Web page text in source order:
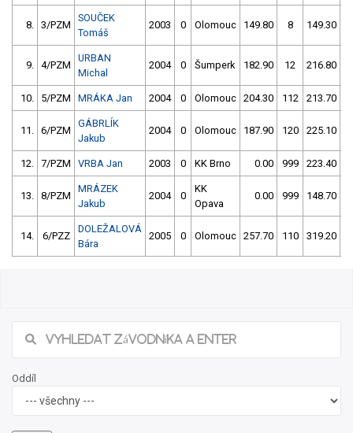
8. 3/PZM
SOUČEK
Tomáš
2003 0 Olomouc 149.80 8 149.30
9. 4/PZM
URBAN
Michal
2004 0 Šumperk 182.90 12 216.80
10. 5/PZM MRÁKA Jan 2004 0 Olomouc 204.30 112 213.70
11. 6/PZM
GÁBRLÍK
Jakub
2004 0 Olomouc 187.90 120 225.10
12. 7/PZM VRBA Jan 2003 0 KK Brno 0.00 999 223.40
13. 8/PZM
MRÁZEK
Jakub
2004 0
KK
Opava
0.00 999 148.70
14. 6/PZZ
DOLEŽALOVÁ
Bára
2005 0 Olomouc 257.70 110 319.20
Oddíl